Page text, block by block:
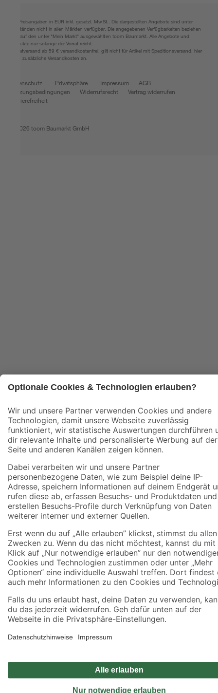
Alle Preisangaben in EUR inkl. gesetzl. MwSt.. Die dargestellten Angebote sind unter
Umständen nicht in allen Märkten verfügbar. Die angegebenen Verfügbarkeiten beziehen
sich auf den unter "Mein Markt" ausgewählten toom Baumarkt. Alle Angebote und
Produkte nur solange der Vorrat reicht.
*Paketversand ab 59 € versandkostenfrei, gilt nicht für Artikel mit Speditionsversand, hier
fallen zusätzliche Versandkosten an.
Datenschutz Privatsphäre Impressum
AGB
Nutzungsbedingungen
Widerrufsrecht
Vertrag widerrufen
Barrierefreiheit
© 2026 toom Baumarkt GmbH